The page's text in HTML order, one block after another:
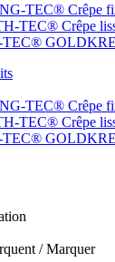
TEC® Crêpe
TEC® Crêpe
TEC® Crêpe
TEC® Crêpe
/ Marquer